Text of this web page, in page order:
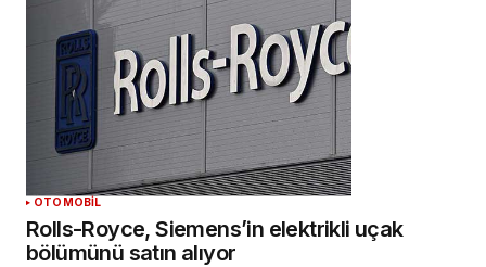
OTOMOBİL
Rolls-Royce, Siemens’in elektrikli uçak
bölümünü satın alıyor